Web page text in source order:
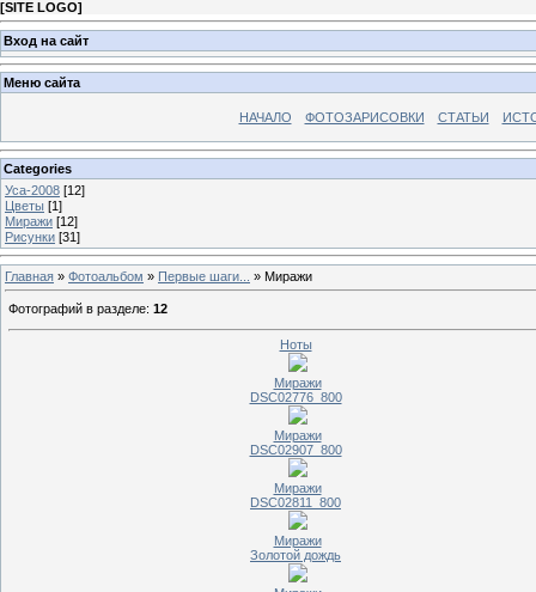
[SITE LOGO]
Вход на сайт
Меню сайта
НАЧАЛО ФОТОЗАРИСОВКИ СТАТЬИ
Categories
Уса-2008 [12]
Цветы [1]
Миражи [12]
Рисунки [31]
Главная » Фотоальбом » Первые шаги... » Миражи
Фотографий в разделе: 12
Ноты
Миражи
DSC02776_800
Миражи
DSC02907_800
Миражи
DSC02811_800
Миражи
Золотой дождь